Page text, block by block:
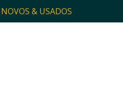
& USADOS